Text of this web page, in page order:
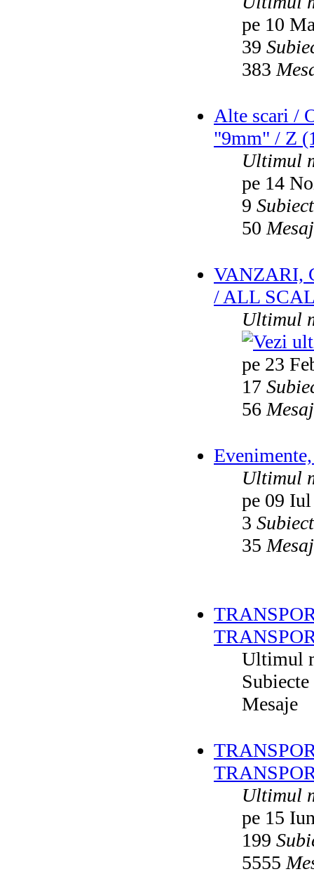
pe 10
39
383
Alte scari /
"9mm" / Z
Ultimul
pe 14
9
50
VANZARI,
/ ALL
Ultimul
pe 23
17
56
Ultimul
pe 09
3
35
Ultimul
Subiecte
Mesaje
Ultimul
pe 15
199
5555